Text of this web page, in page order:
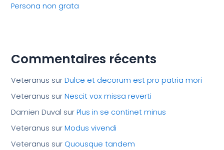
Persona non grata
Commentaires récents
Veteranus surDulce et decorum est pro patria mori
Veteranus surNescit vox missa reverti
Damien Duval surPlus in se continet minus
Veteranus surModus vivendi
Veteranus sur Quousque tandem